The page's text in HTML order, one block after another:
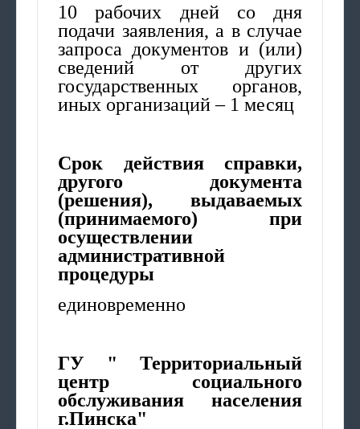
10 рабочих дней со дня
подачи заявления, а в случае
запроса документов и (или)
сведений от других
государственных органов,
иных организаций – 1 месяц
Срок действия справки,
другого документа
(решения), выдаваемых
(принимаемого) при
осуществлении
административной
процедуры
единовременно
ГУ " Территориальный
центр социального
обслуживания населения
г.Пинска"